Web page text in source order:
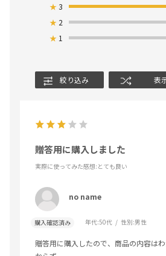
★3
★ 2
★ 1
絞り込み 表
贈答用に購入しました
実際に使ってみた感想:とても良い
no name
購入確認済み 年代:50代 性別:男性
贈答用に購入したので、商品の内容は